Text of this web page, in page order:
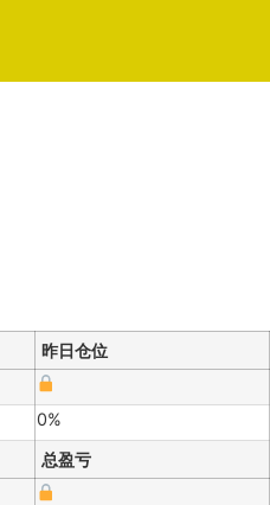
昨日仓位
0%
总盈亏